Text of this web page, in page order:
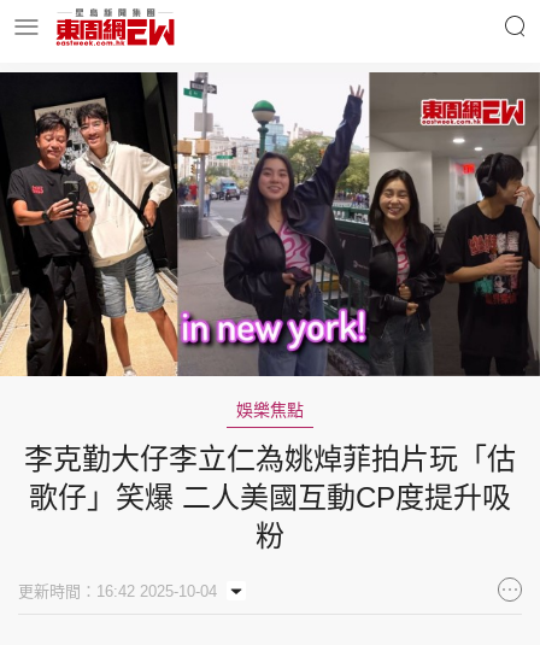
明星名人 時事財經
東周Ladies 優享生活
東周食玩通 會員活動
玄學靈異 東周專欄
娛樂焦點
李克勤大仔李立仁為姚焯菲拍片玩「估
歌仔」笑爆 二人美國互動CP度提升吸
粉
更新時間：16:42 2025-10-04